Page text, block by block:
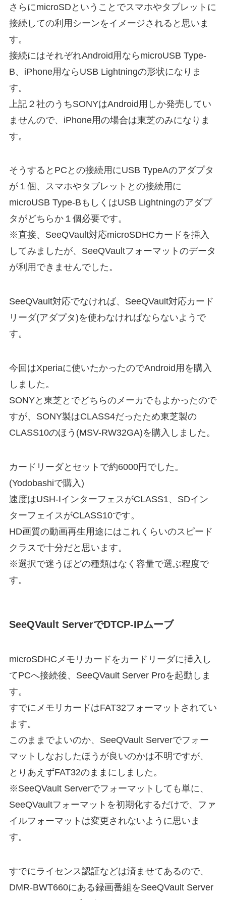
さらにmicroSDということでスマホやタブレットに
接続しての利用シーンをイメージされると思いま
す。
接続にはそれぞれAndroid用ならmicroUSB Type-
B、iPhone用ならUSB Lightningの形状になりま
す。
上記２社のうちSONYはAndroid用しか発売してい
ませんので、iPhone用の場合は東芝のみになりま
す。
そうするとPCとの接続用にUSB TypeAのアダプタ
が１個、スマホやタブレットとの接続用に
microUSB Type-BもしくはUSB Lightningのアダプ
タがどちらか１個必要です。
※直接、SeeQVault対応microSDHCカードを挿入
してみましたが、SeeQVaultフォーマットのデータ
が利用できませんでした。
SeeQVault対応でなければ、SeeQVault対応カード
リーダ(アダプタ)を使わなければならないようで
す。
今回はXperiaに使いたかったのでAndroid用を購入
しました。
SONYと東芝とでどちらのメーカでもよかったので
すが、SONY製はCLASS4だったため東芝製の
CLASS10のほう(MSV-RW32GA)を購入しました。
カードリーダとセットで約6000円でした。
(Yodobashiで購入)
速度はUSH-IインターフェスがCLASS1、SDイン
ターフェイスがCLASS10です。
HD画質の動画再生用途にはこれくらいのスピード
クラスで十分だと思います。
※選択で迷うほどの種類はなく容量で選ぶ程度で
す。
SeeQVault ServerでDTCP-IPムーブ
microSDHCメモリカードをカードリーダに挿入し
てPCへ接続後、SeeQVault Server Proを起動しま
す。
すでにメモリカードはFAT32フォーマットされてい
ます。
このままでよいのか、SeeQVault Serverでフォー
マットしなおしたほうが良いのかは不明ですが、
とりあえずFAT32のままにしました。
※SeeQVault Serverでフォーマットしても単に、
SeeQVaultフォーマットを初期化するだけで、ファ
イルフォーマットは変更されないように思いま
す。
すでにライセンス認証などは済ませてあるので、
DMR-BWT660にある録画番組をSeeQVault Server